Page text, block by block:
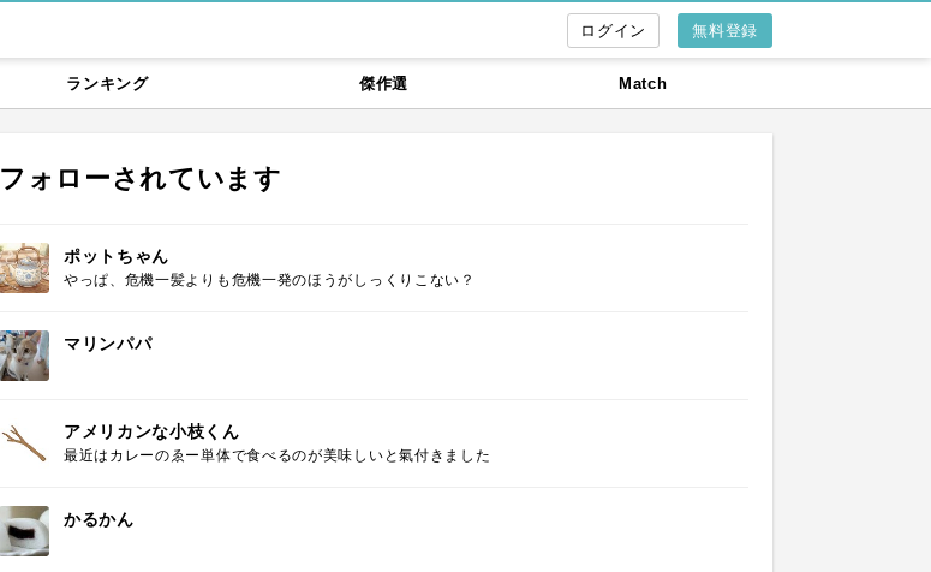
無料登録
ランキング 傑作選 Match
フォローされています
ポットちゃん
やっぱ、危機一髪よりも危機一発のほうがしっくりこない？
マリンパパ
アメリカンな小枝くん
最近はカレーのゑー単体で食べるのが美味しいと氣付きました
かるかん